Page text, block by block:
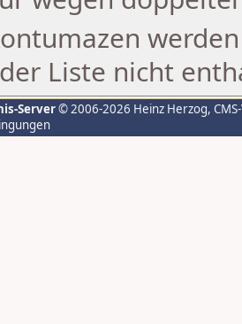
Liste nicht
Server© 2006-2026 Heinz Herzog,